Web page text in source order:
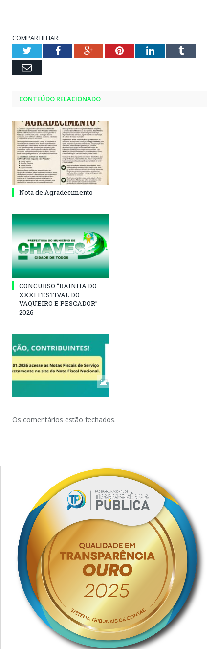
COMPARTILHAR:
TwitterFacebookGoogle+PinterestLinkedInTumblr
Email
CONTEÚDO RELACIONADO
Nota de Agradecimento
CONCURSO “RAINHA DO
XXXI FESTIVAL DO
VAQUEIRO E PESCADOR”
2026
Os comentários estão fechados.